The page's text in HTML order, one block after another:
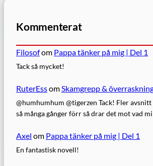
Kommenterat
Filosofom Pappa tänker på mig | Del 1
Tack så mycket!
RuterEssomSkamgrepp &
@humhumhum @tigerzen Tack! Fler
så många gånger förr så drar det mot vad
Axel om Pappa tänker på mig | Del 1
En fantastisk novell!